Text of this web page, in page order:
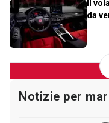
Il
da
Notizie per